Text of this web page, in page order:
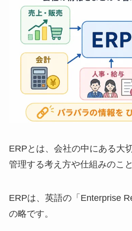
ERPとは、会社の中にある大
管理する考え方や仕組みのこと
ERPは、英語の「Enterprise
の略です。